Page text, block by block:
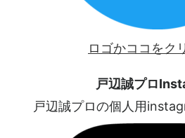
ロゴかココをク
戸辺誠プロ
戸辺誠プロの個人用